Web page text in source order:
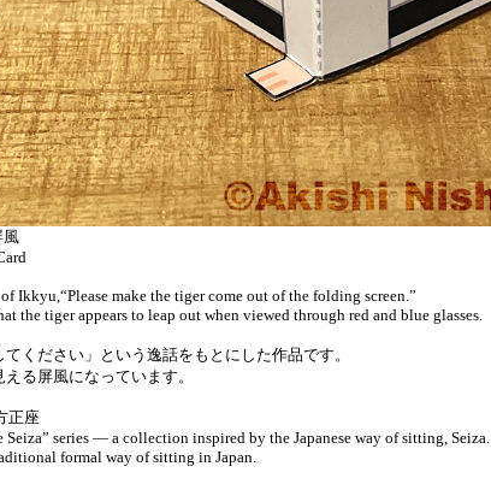
風
Ikkyu,“Please make the tiger come out of the folding screen.”
the tiger appears to leap out when viewed through red and blue glasses.
ください」という逸話をもとにした作品です。
る屏風になっています。
正座
Seiza” series — a collection inspired by the Japanese way of sitting, Seiza.
formal way of sitting in Japan.